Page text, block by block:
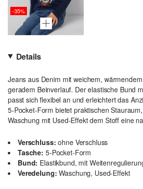
-35%
Details
Jeans aus Denim mit weichem,
geradem Beinverlauf. Der elastische Bund
passt sich flexibel an und erleichtert das
5-Pocket-Form bietet praktischen
Waschung mit Used-Effekt dem Stoff eine
Verschluss: ohne Verschluss
Tasche: 5-Pocket-Form
Bund: Elastikbund, mit
Veredelung: Waschung, Used-Effekt